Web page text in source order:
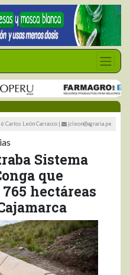
Carlos León Carrasco | jcleon@agraria.pe
Sistema
que
hectáreas